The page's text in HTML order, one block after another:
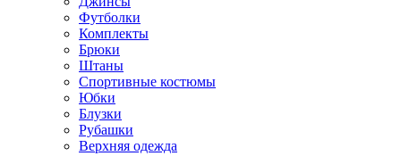
Футболки
Комплекты
Брюки
Штаны
Спортивные костюмы
Юбки
Блузки
Рубашки
Верхняя одежда